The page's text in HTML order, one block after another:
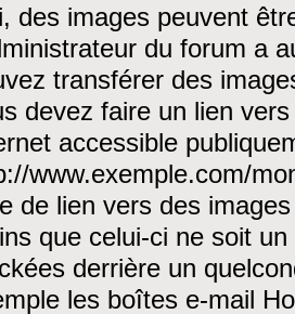
des images peuvent
du forum a
transférer des
devez faire un lien
accessible
www.exemple.com/
de lien vers des
que celui-ci ne soit
derrière un
les boîtes e-mail